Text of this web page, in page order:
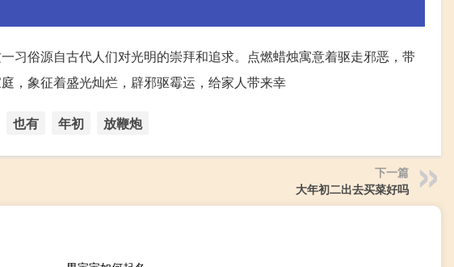
习俗源自古代人们对光明的崇拜和追求。点燃蜡烛寓意着驱走邪恶，带
，象征着盛光灿烂，辟邪驱霉运，给家人带来幸
也有 年初 放鞭炮
下一篇
大年初二出去买菜好吗